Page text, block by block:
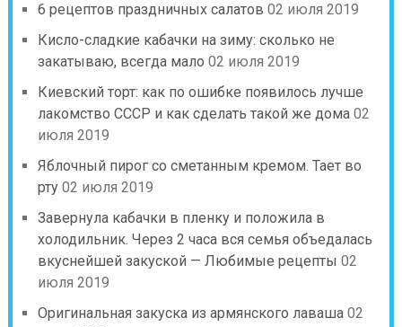
6 рецептов праздничных салатов 02 июля 2019
Кисло-сладкие кабачки на зиму: сколько не
закатываю, всегда мало 02 июля 2019
Киевский торт: как по ошибке появилось лучше
лакомство СССР и как сделать такой же дома 02
июля 2019
Яблочный пирог со сметанным кремом. Тает во
рту 02 июля 2019
Завернула кабачки в пленку и положила в
холодильник. Через 2 часа вся семья объедалась
вкуснейшей закуской — Любимые рецепты 02
июля 2019
Оригинальная закуска из армянского лаваша 02